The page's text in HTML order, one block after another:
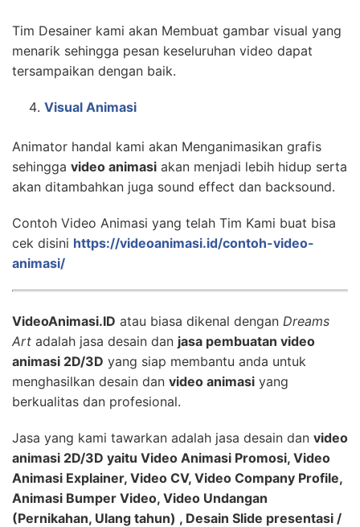
Tim Desainer kami akan Membuat gambar visual yang
menarik sehingga pesan keseluruhan video dapat
tersampaikan dengan baik.
Visual Animasi
Animator handal kami akan Menganimasikan grafis
sehingga video animasi akan menjadi lebih hidup serta
akan ditambahkan juga sound effect dan backsound.
Contoh Video Animasi yang telah Tim Kami buat bisa
cek disini https://videoanimasi.id/contoh-video-
animasi/
VideoAnimasi.ID atau biasa dikenal dengan Dreams
Art adalah jasa desain dan jasa pembuatan video
animasi 2D/3D yang siap membantu anda untuk
menghasilkan desain dan video animasi yang
berkualitas dan profesional.
Jasa yang kami tawarkan adalah jasa desain dan video
animasi 2D/3D yaitu Video Animasi Promosi, Video
Animasi Explainer, Video CV, Video Company Profile,
Animasi Bumper Video, Video Undangan
(Pernikahan, Ulang tahun) , Desain Slide presentasi /